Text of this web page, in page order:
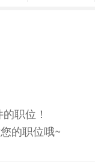
职位！
的职位哦~